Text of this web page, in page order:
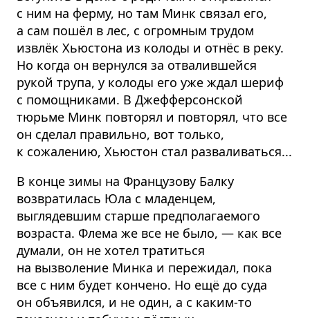
с ним на ферму, но там Минк связал его,
а сам пошёл в лес, с огромным трудом
извлёк Хьюстона из колоды и отнёс в реку.
Но когда он вернулся за отвалившейся
рукой трупа, у колоды его уже ждал шериф
с помощниками. В Джефферсонской
тюрьме Минк повторял и повторял, что все
он сделал правильно, вот только,
к сожалению, Хьюстон стал разваливаться...
В конце зимы на Французову Балку
возвратилась Юла с младенцем,
выглядевшим старше предполагаемого
возраста. Флема же все не было, — как все
думали, он не хотел тратиться
на вызволение Минка и пережидал, пока
все с ним будет кончено. Но ещё до суда
он объявился, и не один, а с каким-то